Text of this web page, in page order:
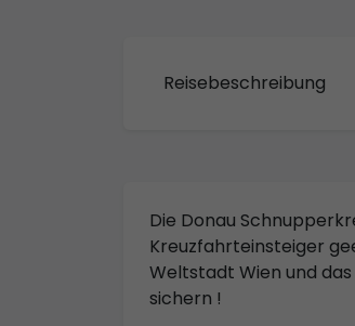
Reisebeschreibung
Die Donau
Kreuzfahrteinsteiger
Weltstadt Wien und
sichern !